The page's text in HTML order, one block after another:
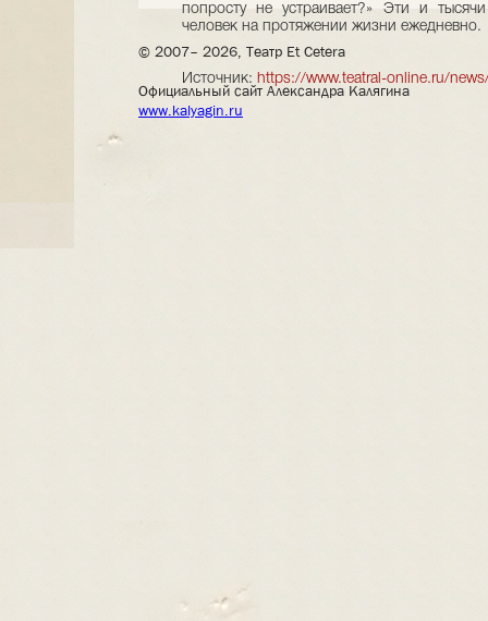
попросту не устраивает?» Эти и
человек на протяжении жизни ежедневно.
Источник: https://www.teatral-online.ru/
© 2007– 2026, Театр Et Cetera
Официальный сайт Александра Калягина
www.kalyagin.ru